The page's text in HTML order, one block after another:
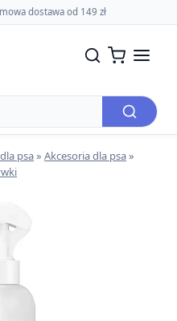
dostawa od 149 zł
psa» Akcesoria dla psa»